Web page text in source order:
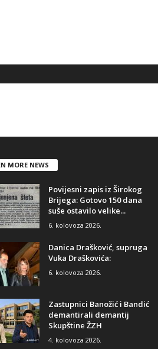
MORE NEWS
Povijesni zapis iz Širokog
Brijega: Gotovo 150 dana
suše ostavilo velike...
6. kolovoza 2026.
Danica Drašković, supruga
Vuka Draškovića:
6. kolovoza 2026.
Zastupnici Banožić i Bandić
demantirali demantij
Skupštine ŽZH
4. kolovoza 2026.